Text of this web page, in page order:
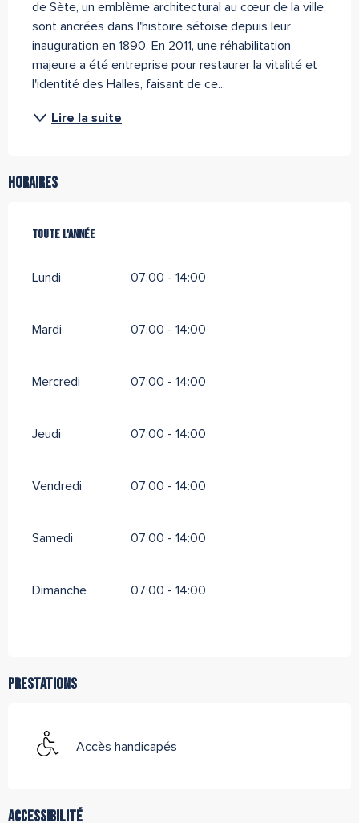
de Sète, un emblème architectural au cœur de la ville,
sont ancrées dans l'histoire sétoise depuis leur
inauguration en 1890. En 2011, une réhabilitation
majeure a été entreprise pour restaurer la vitalité et
l'identité des Halles, faisant de ce...
Lire la suite
Horaires
Toute l'année
Toute l'année
Lundi 07:00 - 14:00
Mardi 07:00 - 14:00
Mercredi 07:00 - 14:00
Jeudi 07:00 - 14:00
Vendredi 07:00 - 14:00
Samedi 07:00 - 14:00
Dimanche 07:00 - 14:00
Prestations
Accès handicapés
Accessibilité